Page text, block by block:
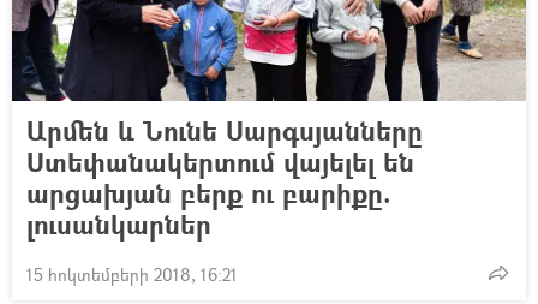
Արմեն և Նունե Սարգսյանները
Ստեփանակերտում վայելել են
արցախյան բերք ու բարիքը.
լուսանկարներ
15 հոկտեմբերի 2018, 16:21